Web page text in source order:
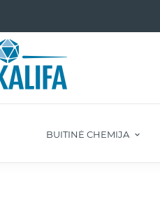
BUITINĖ CHEMIJA